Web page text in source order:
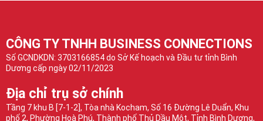
CÔNG TY TNHH BUSINESS CONNECTIONS
Số GCNDKDN: 3703166854 do Sở Kế hoạch và Đầu tư tỉnh Bình
Dương cấp ngày 02/11/2023
Địa chỉ trụ sở chính
Tầng 7 khu B [7-1-2], Tòa nhà Kocham, Số 16 Đường Lê Duẩn, Khu
phố 2, Phường Hoà Phú, Thành phố Thủ Dầu Một, Tỉnh Bình Dương,